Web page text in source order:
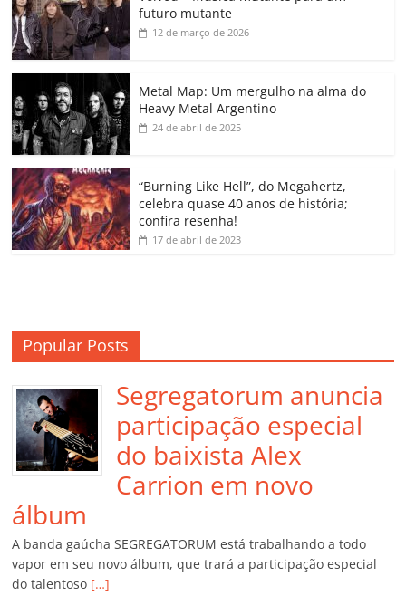
e
b
o
o
k
er s
A
p
e
dI
gl
e
a
ss
o
m
y
k
p
h
futuro mutante
12 de março de 2026
Metal Map: Um mergulho na alma do
Heavy Metal Argentino
24 de abril de 2025
“Burning Like Hell”, do Megahertz,
celebra quase 40 anos de história;
confira resenha!
17 de abril de 2023
Popular Posts
Segregatorum anuncia
participação especial
do baixista Alex
Carrion em novo
álbum
A banda gaúcha SEGREGATORUM está trabalhando a todo
vapor em seu novo álbum, que trará a participação especial
do talentoso […]